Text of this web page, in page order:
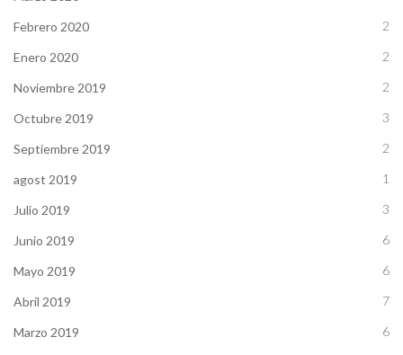
Febrero 2020 2
Enero 2020 2
Noviembre 2019 2
Octubre 2019 3
Septiembre 2019 2
agost 2019 1
Julio 2019 3
Junio 2019 6
Mayo 2019 6
Abril 2019 7
Marzo 2019 6